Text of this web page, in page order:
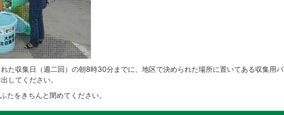
た収集日（週二回）の朝8時30分までに、地区で決められた場所に置いてある収集用バ
してください。
たをきちんと閉めてください。